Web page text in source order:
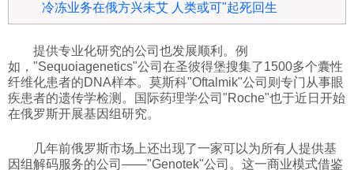
冷冻业务在俄方兴未艾 人类或可"起死回生
提供专业化研究的公司也发展顺利。例
如，"Sequoiagenetics"公司在圣彼得堡搜集了1500多个囊性
纤维化患者的DNA样本。莫斯科"Oftalmik"公司则专门从事眼
疾患者的遗传学检测。国际药理学公司"Roche"也于近日开始
在俄罗斯开展基因组研究。
几年前俄罗斯市场上还出现了一家可以为所有人提供基
因组解码服务的公司——"Genotek"公司。这一商业模式借鉴